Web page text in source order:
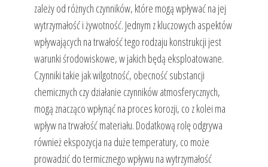
zależy od różnych czynników, które mogą wpływać na jej
wytrzymałość i żywotność. Jednym z kluczowych aspektów
wpływających na trwałość tego rodzaju konstrukcji jest
warunki środowiskowe, w jakich będą eksploatowane.
Czynniki takie jak wilgotność, obecność substancji
chemicznych czy działanie czynników atmosferycznych,
mogą znacząco wpłynąć na proces korozji, co z kolei ma
wpływ na trwałość materiału. Dodatkową rolę odgrywa
również ekspozycja na duże temperatury, co może
prowadzić do termicznego wpływu na wytrzymałość